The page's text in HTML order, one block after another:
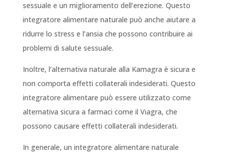
sessuale e un miglioramento dell’erezione. Questo
integratore alimentare naturale può anche aiutare a
ridurre lo stress e l’ansia che possono contribuire ai
problemi di salute sessuale.
Inoltre, l’alternativa naturale alla Kamagra è sicura e
non comporta effetti collaterali indesiderati. Questo
integratore alimentare può essere utilizzato come
alternativa sicura a farmaci come il Viagra, che
possono causare effetti collaterali indesiderati.
In generale, un integratore alimentare naturale